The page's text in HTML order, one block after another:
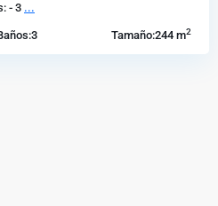
- 3 ...
3 Tamaño:244 m2